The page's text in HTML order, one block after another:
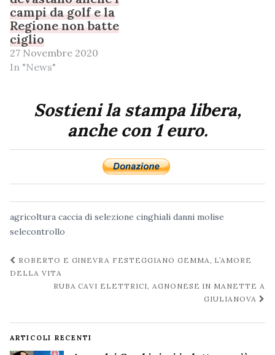
campi da golf e la
Regione non batte
ciglio
27 Novembre 2020
In "News"
Sostieni la stampa libera,
anche con 1 euro.
agricoltura caccia di selezione cinghiali danni molise
selecontrollo
Navigazione
post
ROBERTO E GINEVRA FESTEGGIANO GEMMA, L’AMORE
DELLA VITA
RUBA CAVI ELETTRICI, AGNONESE IN MANETTE A
GIULIANOVA
ARTICOLI RECENTI